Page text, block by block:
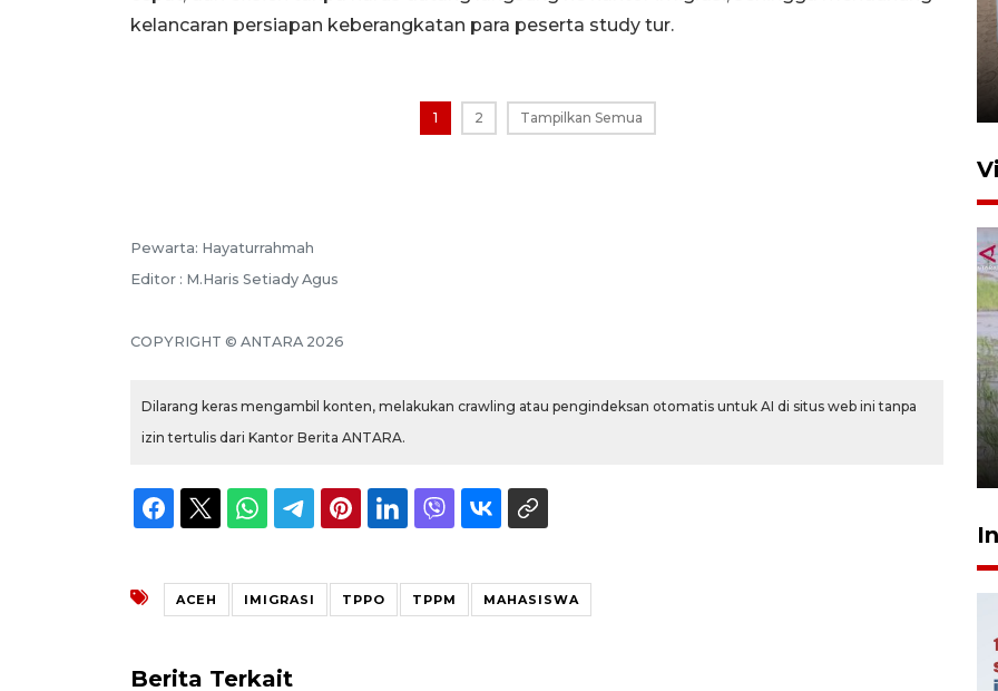
kelancaran persiapan keberangkatan para peserta study tur.
1 2 Tampilkan Semua
Pewarta: Hayaturrahmah
Editor : M.Haris Setiady Agus
COPYRIGHT © ANTARA 2026
Dilarang keras mengambil konten, melakukan crawling atau pengindeksan otomatis untuk AI di situs web ini tanpa
izin tertulis dari Kantor Berita ANTARA.
ACEH IMIGRASI TPPO TPPM MAHASISWA
Berita Terkait
FOTO - Arus libur Panjang ke
dipindahkan ke gedung lapas